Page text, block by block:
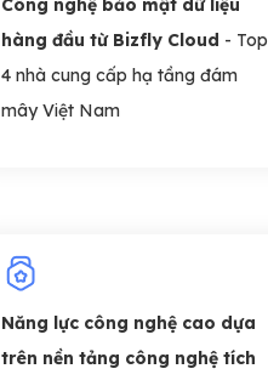
Công nghệ bảo mật dữ liệu
hàng đầu từ Bizfly Cloud - Top
4 nhà cung cấp hạ tầng đám
mây Việt Nam
Năng lực công nghệ cao dựa
trên nền tảng công nghệ tích